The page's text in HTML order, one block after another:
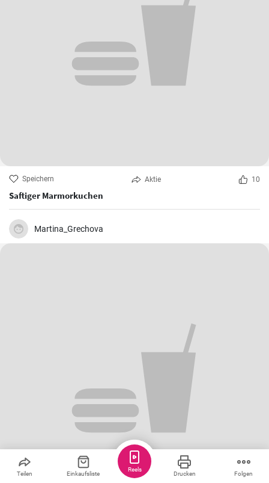
Speichern Aktie 10
Saftiger Marmorkuchen
Martina_Grechova
Teilen Einkaufsliste Drucken Folgen
Reels